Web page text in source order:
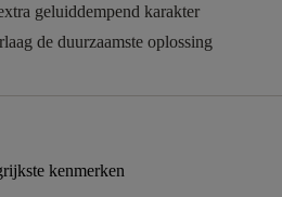
geluiddempend karakter
de duurzaamste oplossing
kenmerken